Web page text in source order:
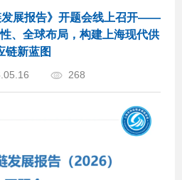
首页 >> 促进会动态 >>综合新闻
发展报告》开题会线上召开——
、全球布局，构建上海现代供
链新蓝图
268